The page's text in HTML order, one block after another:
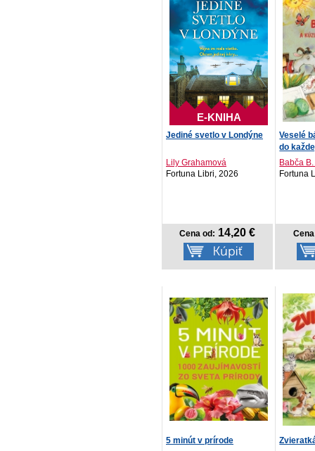
E-KNIHA
Jediné svetlo v Londýne
Lily Grahamová
Fortuna Libri, 2026
Cena od: 14,20 €
Veselé
do
Babča
Fortuna
5 minút v prírode